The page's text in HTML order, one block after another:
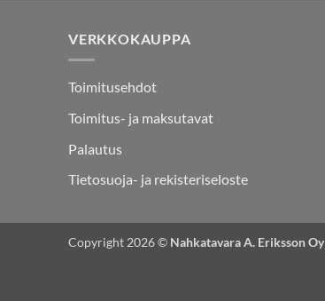
VERKKOKAUPPA
Toimitusehdot
Toimitus- ja maksutavat
Palautus
Tietosuoja- ja rekisteriseloste
Copyright 2026 © Nahkatavara A. Eriksson Oy